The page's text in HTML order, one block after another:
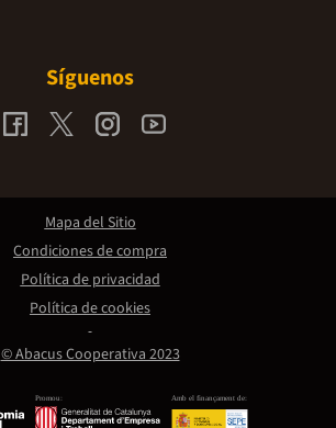
Síguenos
Promou: Amb el finançament de:
© Abacus Cooperativa 2023
Mapa del Sitio
Condiciones de compra
Política de privacidad
Política de cookies